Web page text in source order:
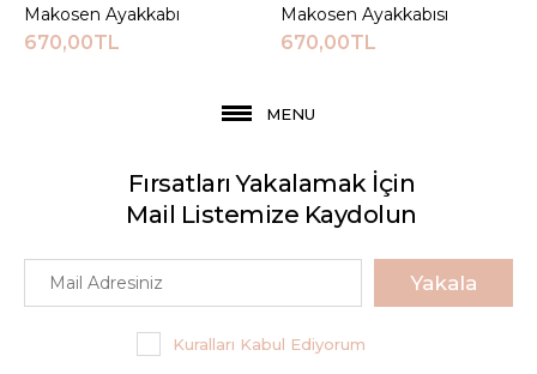
Makosen Ayakkabı
670,00TL
Makosen Ayakkabısı
670,00TL
MENU
Fırsatları Yakalamak İçin
Mail Listemize Kaydolun
Yakala
Kuralları Kabul Ediyorum